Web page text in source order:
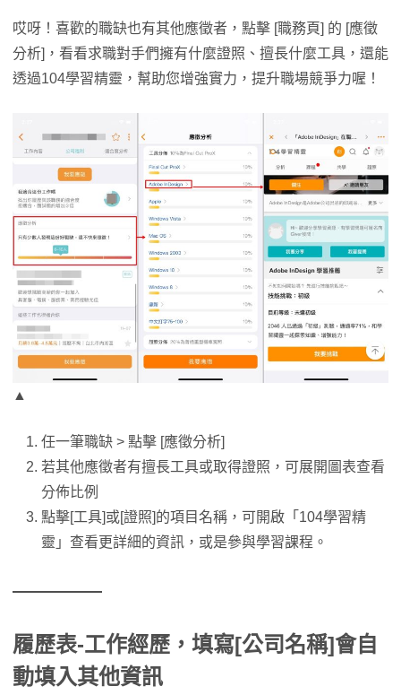
哎呀！喜歡的職缺也有其他應徵者，點擊 [職務頁] 的 [應徵
分析]，看看求職對手們擁有什麼證照、擅長什麼工具，還能
透過104學習精靈，幫助您增強實力，提升職場競爭力喔！
▲
任一筆職缺 > 點擊 [應徵分析]
若其他應徵者有擅長工具或取得證照，可展開圖表查看
分佈比例
點擊[工具]或[證照]的項目名稱，可開啟「104學習精
靈」查看更詳細的資訊，或是參與學習課程。
履歷表-工作經歷，填寫[公司名稱]會自
動填入其他資訊